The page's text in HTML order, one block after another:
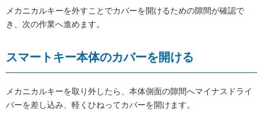
メカニカルキーを外すことでカバーを開けるための隙間が確認で
き、次の作業へ進めます。
スマートキー本体のカバーを開ける
メカニカルキーを取り外したら、本体側面の隙間へマイナスドライ
バーを差し込み、軽くひねってカバーを開けます。